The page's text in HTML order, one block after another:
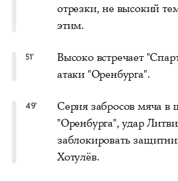
отрезки, не высокий
этим.
51'
Высоко встречает
атаки "Оренбурга".
49'
Серия забросов мяча в
"Оренбурга", удар
заблокировать
Хотулёв.